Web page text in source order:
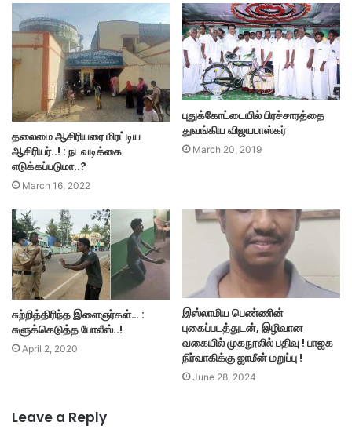
தலைமை ஆசிரியரை மிரட்டிய
ஆசிரியர்..! : நடவடிக்கை
எடுக்கப்படுமா..?
March 16, 2022
புதுக்கோட்டையில் பிரச்சாரத்தை
துவங்கிய விஜயபாஸ்கர்
March 20, 2019
சுற்றித்திரிந்த இளைஞர்கள்… :
சுளுக்கெடுத்த போலீஸ்..!
April 2, 2020
இஸ்லாமிய பெண்ணின்
புகைப்படத்துடன், இழிவான
வகையில் முகநூலில் பதிவு ! பாஜக
நிர்வாகிக்கு ஜாமீன் மறுப்பு !
June 28, 2024
Leave a Reply